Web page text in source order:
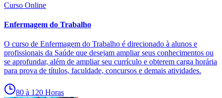
Curso Online
Enfermagem do Trabalho
O curso de Enfermagem do Trabalho é direcionado à alunos e
profissionais da Saúde que desejam ampliar seus conhecimentos ou
se aprofundar, além de ampliar seu currículo e obterem carga horária
para prova de títulos, faculdade, concursos e demais atividades.
80 à 120 Horas